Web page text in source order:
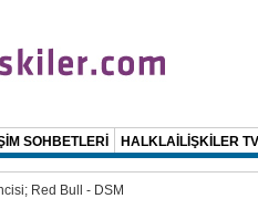
SOHBETLERİ HALKLAİLİŞKİLER TV
Red Bull - DSM